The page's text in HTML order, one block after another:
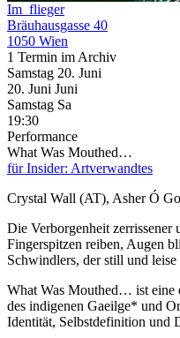
Im_flieger
Bräuhausgasse 40
1050 Wien
1 Termin im Archiv
Samstag 20. Juni
20. Juni Juni
Samstag Sa
19:30
Performance
What Was Mouthed…
für Insider: Artverwandtes
Crystal Wall (AT), Asher Ó
Die Verborgenheit zerrissener
Fingerspitzen reiben, Augen
Schwindlers, der still und
What Was Mouthed… ist eine
des indigenen Gaeilge* und
Identität, Selbstdefinition und